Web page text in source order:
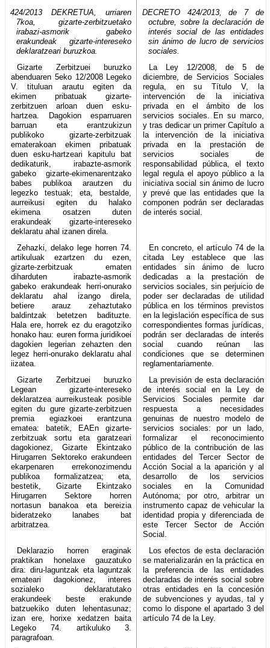
424/2013 DEKRETUA, urriaren
7koa, gizarte-zerbitzuetako
irabazi-asmorik gabeko
erakundeak gizarte-intereseko
deklaratzeari buruzkoa.
DECRETO 424/2013, de 7 de
octubre, sobre la declaración de
interés social de las entidades
sin ánimo de lucro de servicios
sociales.
Gizarte Zerbitzuei buruzko
abenduaren 5eko 12/2008 Legeko
V. tituluan arautu egiten da
ekimen pribatuak gizarte-
zerbitzuen arloan duen esku-
hartzea. Dagokion esparruaren
barruan eta erantzukizun
publikoko gizarte-zerbitzuak
ematerakoan ekimen pribatuak
duen esku-hartzeari kapitulu bat
dedikaturik, irabazte-asmorik
gabeko gizarte-ekimenarentzako
babes publikoa arautzen du
legezko testuak; eta, bestalde,
aurreikusi egiten du halako
ekimena osatzen duten
erakundeak gizarte-intereseko
deklaratu ahal izanen direla.
La Ley 12/2008, de 5 de
diciembre, de Servicios Sociales
regula, en su Título V, la
intervención de la iniciativa
privada en el ámbito de los
servicios sociales. En su marco,
y tras dedicar un primer Capítulo a
la intervención de la iniciativa
privada en la prestación de
servicios sociales de
responsabilidad pública, el texto
legal regula el apoyo público a la
iniciativa social sin ánimo de lucro
y prevé que las entidades que la
componen podrán ser declaradas
de interés social.
Zehazki, delako lege horren 74.
artikuluak ezartzen du ezen,
gizarte-zerbitzuak ematen
diharduten irabazte-asmorik
gabeko erakundeak herri-onurako
deklaratu ahal izango direla,
betiere arauz zehaztutako
baldintzak betetzen badituzte.
Hala ere, horrek ez du eragotziko
honako hau: euren forma juridikoei
dagokien legerian zehazten den
legez herri-onurako deklaratu ahal
iizatea.
En concreto, el artículo 74 de la
citada Ley establece que las
entidades sin ánimo de lucro
dedicadas a la prestación de
servicios sociales, sin perjuicio de
poder ser declaradas de utilidad
pública en los términos previstos
en la legislación específica de sus
correspondientes formas jurídicas,
podrán ser declaradas de interés
social cuando reúnan las
condiciones que se determinen
reglamentariamente.
Gizarte Zerbitzuei buruzko
Legean gizarte-intereseko
deklaratzea aurreikusteak posible
egiten du gure gizarte-zerbitzuen
premia egiazkoei erantzuna
ematea: batetik, EAEn gizarte-
zerbitzuak sortu eta garatzeari
dagokionez, Gizarte Ekintzako
Hirugarren Sektoreko erakundeen
ekarpenaren errekonozimendu
publikoa formalizatzea; eta,
bestetik, Gizarte Ekintzako
Hirugarren Sektore horren
nortasun banakoa eta bereizia
bideratzeko lanabes bat
arbitratzea.
La previsión de esta declaración
de interés social en la Ley de
Servicios Sociales permite dar
respuesta a necesidades
genuinas de nuestro modelo de
servicios sociales: por un lado,
formalizar el reconocimiento
público de la contribución de las
entidades del Tercer Sector de
Acción Social a la aparición y al
desarrollo de los servicios
sociales en la Comunidad
Autónoma; por otro, arbitrar un
instrumento capaz de vehicular la
identidad propia y diferenciada de
este Tercer Sector de Acción
Social.
Deklarazio horren eraginak
praktikan honelaxe gauzatuko
dira: diru-laguntzak eta laguntzak
emateari dagokionez, interes
sozialeko deklaratutako
erakundeek beste erakunde
batzuekiko duten lehentasunaz;
izan ere, horixe xedatzen baita
Legeko 74. artikuluko 3.
paragrafoan.
Los efectos de esta declaración
se materializarán en la práctica en
la preferencia de las entidades
declaradas de interés social sobre
otras entidades en la concesión
de subvenciones y ayudas, tal y
como lo dispone el apartado 3 del
artículo 74 de la Ley.